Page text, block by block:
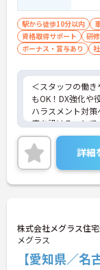
駅から徒歩10分以内
資格取得サポート
研
ボーナス・賞与あり
＜スタッフの働
もOK！DX強化や
ハラスメント対
度を設けること
くりに取り組まれ
＜ライフスタイル
シフト常勤、日
な働き方が設定
＜チームで連携
野は互いで補い
連携を取りなが
ご興味のある方
詳細をお話しし
詳細
株式会社メグラス住
メグラス
【愛知県／